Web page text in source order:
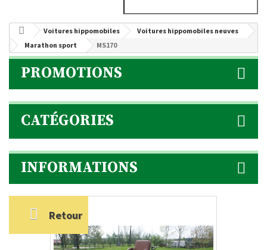
Voitures hippomobiles
Voitures hippomobiles neuves
Marathon sport
MS170
PROMOTIONS
CATÉGORIES
INFORMATIONS
Retour